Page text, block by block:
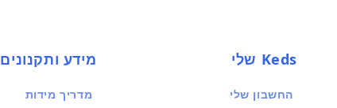
Keds שלי
החשבון שלי
מידע ותקנונים
מדריך מידות